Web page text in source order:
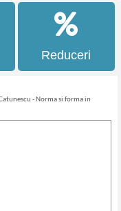
Reduceri
- Norma si forma in